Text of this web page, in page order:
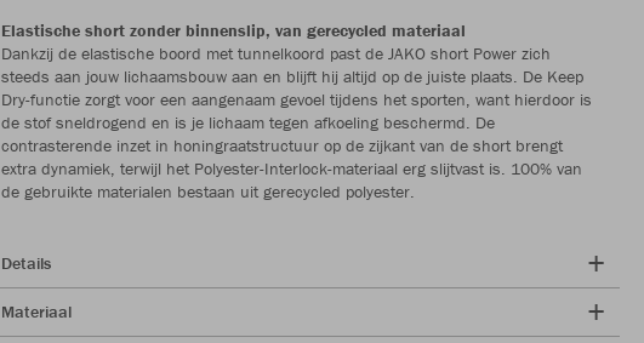
Elastische short zonder binnenslip, van gerecycled materiaal
Dankzij de elastische boord met tunnelkoord past de JAKO short Power zich
steeds aan jouw lichaamsbouw aan en blijft hij altijd op de juiste plaats. De Keep
Dry-functie zorgt voor een aangenaam gevoel tijdens het sporten, want hierdoor is
de stof sneldrogend en is je lichaam tegen afkoeling beschermd. De
contrasterende inzet in honingraatstructuur op de zijkant van de short brengt
extra dynamiek, terwijl het Polyester-Interlock-materiaal erg slijtvast is. 100% van
de gebruikte materialen bestaan uit gerecycled polyester.
Details
Materiaal